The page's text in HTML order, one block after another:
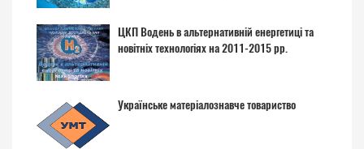
ЦКП Водень в альтернативній енергетиці та
новітніх технологіях на 2011-2015 рр.
Українське матеріалознавче товариство